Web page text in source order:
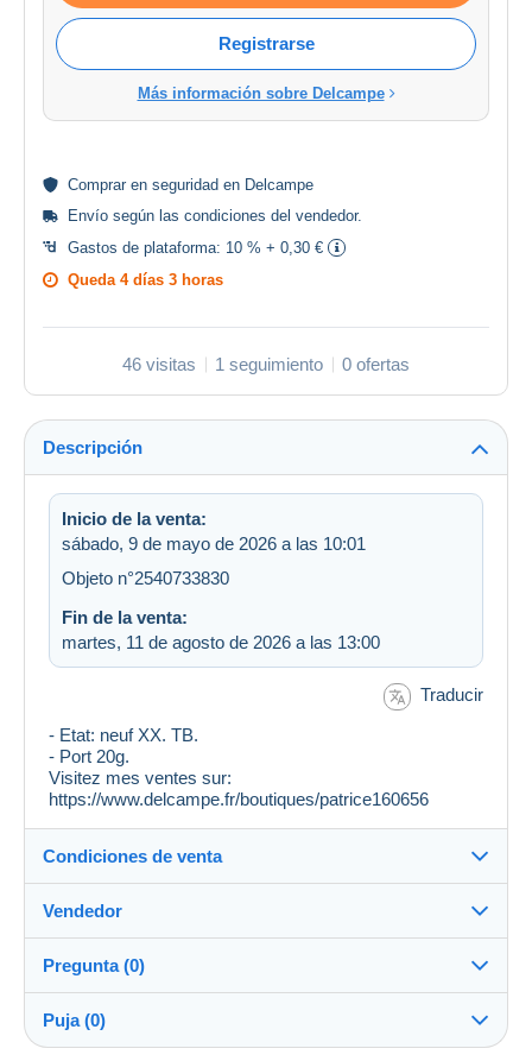
Registrarse
Más información sobre Delcampe
Comprar en seguridad en Delcampe
Envío según las condiciones del vendedor.
Gastos de plataforma: 10 % + 0,30 €
Queda 4 días 3 horas
46 visitas 1 seguimiento 0 ofertas
Descripción
Inicio de la venta:
sábado, 9 de mayo de 2026 a las 10:01
Objeto n°2540733830
Fin de la venta:
martes, 11 de agosto de 2026 a las 13:00
Traducir
- Etat: neuf XX. TB.
- Port 20g.
Visitez mes ventes sur:
https://www.delcampe.fr/boutiques/patrice160656
Condiciones de venta
Destino:
Ver la lista de países
Entrega en persona:
Sí
Vendedor
patrice160656100%(132860x)
PRO
Tienda
Pregunta (0)
Puja (0)